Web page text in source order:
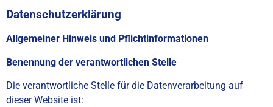
Datenschutzerklärung
Allgemeiner Hinweis und Pflichtinformationen
Benennung der verantwortlichen Stelle
Die verantwortliche Stelle für die Datenverarbeitung auf
dieser Website ist: